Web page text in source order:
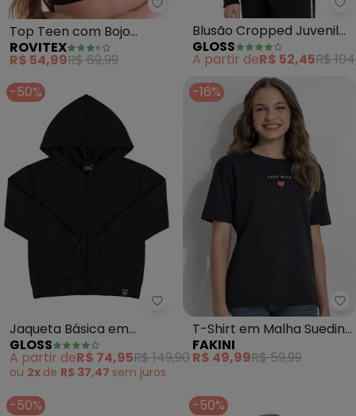
Rovitex - Top Teen com Bojo
Top Teen com Bojo
Removível sem Costura
(Preto)
ROVITEX
R$ 54,99R$ 69,99
Blusão Cropped Juvenil
Menina (Preto)
GLOSS
A partir deR$ 52,45R$
-50%
Gloss - Jaqueta Básica em
Jaqueta Básica em
Moletom Juvenil (Preto)
GLOSS
A partir deR$ 74,95R$ 149,90
ou 2x de R$ 37,47 sem juros
-16%
T-Shirt em Malha Suedine
(Preto)
FAKINI
R$ 49,99R$ 59,99
-50% -50%